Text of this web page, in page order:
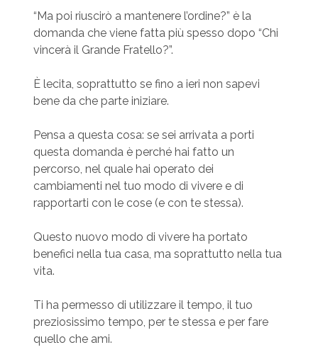
“Ma poi riuscirò a mantenere l’ordine?” è la
domanda che viene fatta più spesso dopo “Chi
vincerà il Grande Fratello?”.
È lecita, soprattutto se fino a ieri non sapevi
bene da che parte iniziare.
Pensa a questa cosa: se sei arrivata a porti
questa domanda è perché hai fatto un
percorso, nel quale hai operato dei
cambiamenti nel tuo modo di vivere e di
rapportarti con le cose (e con te stessa).
Questo nuovo modo di vivere ha portato
benefici nella tua casa, ma soprattutto nella tua
vita.
Ti ha permesso di utilizzare il tempo, il tuo
preziosissimo tempo, per te stessa e per fare
quello che ami.